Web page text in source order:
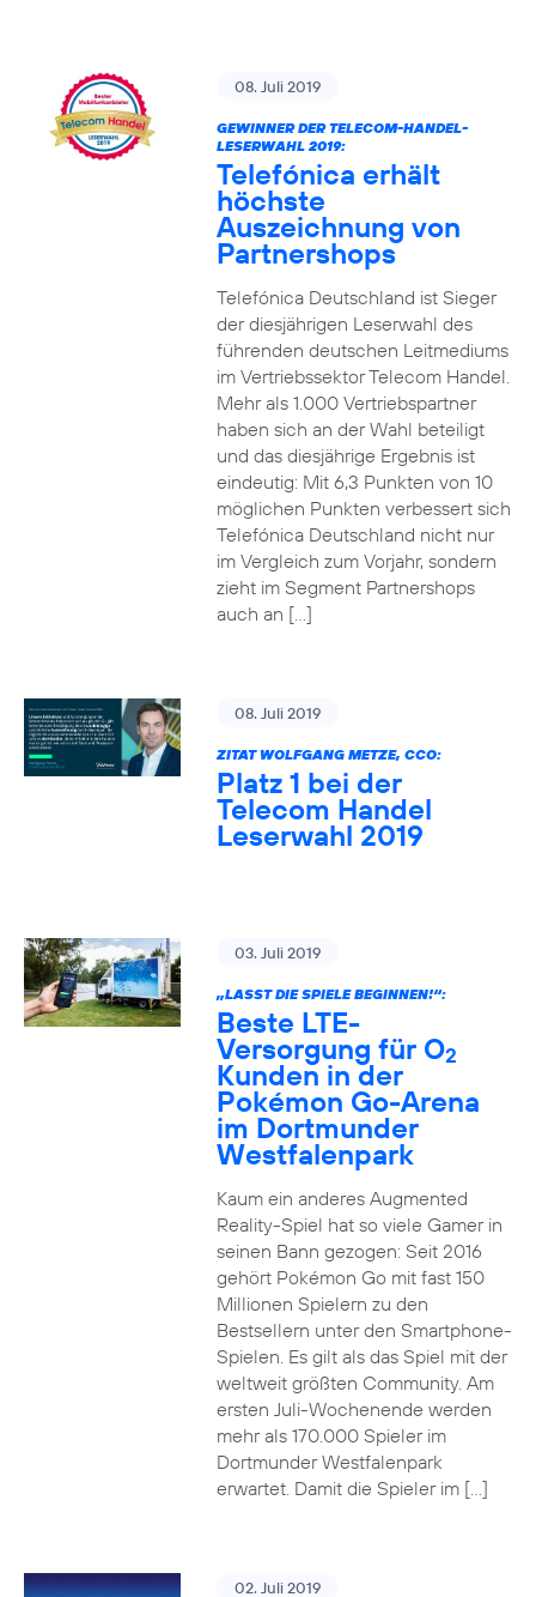
08. Juli 2019
GEWINNER DER TELECOM-HANDEL-
LESERWAHL 2019:
Telefónica erhält
höchste
Auszeichnung von
Partnershops
Telefónica Deutschland ist Sieger
der diesjährigen Leserwahl des
führenden deutschen Leitmediums
im Vertriebssektor Telecom Handel.
Mehr als 1.000 Vertriebspartner
haben sich an der Wahl beteiligt
und das diesjährige Ergebnis ist
eindeutig: Mit 6,3 Punkten von 10
möglichen Punkten verbessert sich
Telefónica Deutschland nicht nur
im Vergleich zum Vorjahr, sondern
zieht im Segment Partnershops
auch an […]
08. Juli 2019
ZITAT WOLFGANG METZE, CCO:
Platz 1 bei der
Telecom Handel
Leserwahl 2019
03. Juli 2019
„LASST DIE SPIELE BEGINNEN!“:
Beste LTE-
Versorgung für O2
Kunden in der
Pokémon Go-Arena
im Dortmunder
Westfalenpark
Kaum ein anderes Augmented
Reality-Spiel hat so viele Gamer in
seinen Bann gezogen: Seit 2016
gehört Pokémon Go mit fast 150
Millionen Spielern zu den
Bestsellern unter den Smartphone-
Spielen. Es gilt als das Spiel mit der
weltweit größten Community. Am
ersten Juli-Wochenende werden
mehr als 170.000 Spieler im
Dortmunder Westfalenpark
erwartet. Damit die Spieler im […]
02. Juli 2019